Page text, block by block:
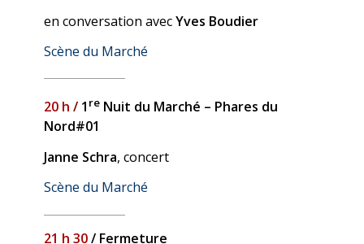
en conversation avecYves Boudier
Scène du Marché
20 h /1 reNuit du Marché – Phares du
Nord#01
Janne Schra, concert
Scène du Marché
21 h 30/ Fermeture